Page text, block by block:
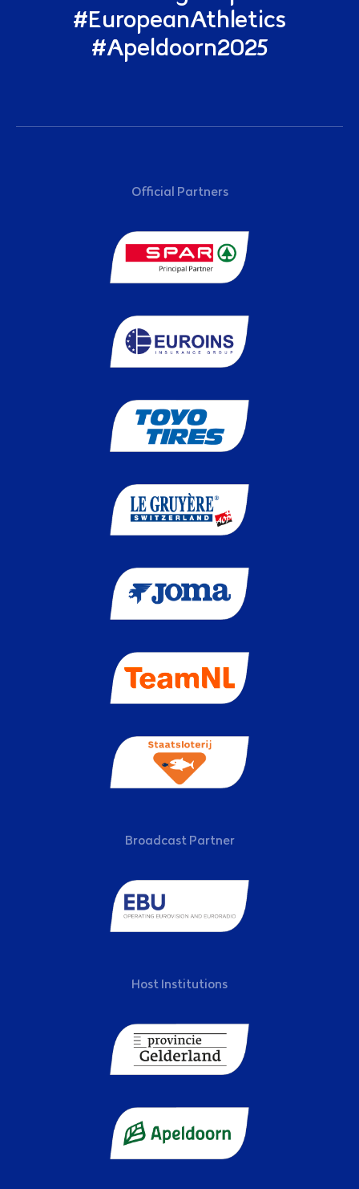
#EuropeanAthletics
#Apeldoorn2025
Official Partners
Broadcast Partner
Host Institutions